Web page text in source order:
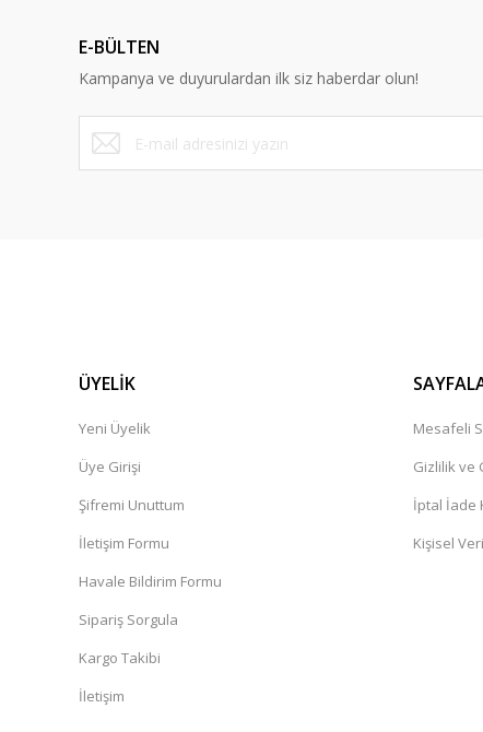
E-BÜLTEN
Kampanya ve duyurulardan ilk siz haberdar olun!
ÜYELİK
Yeni Üyelik
Üye Girişi
Şifremi Unuttum
İletişim Formu
Havale Bildirim Formu
Sipariş Sorgula
Kargo Takibi
İletişim
Mesafeli
Gizlilik ve
İptal İade
Kişisel